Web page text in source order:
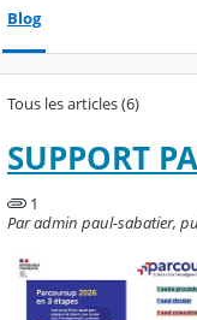
Blog
Tous les articles (6)
SUPPORT
1
Par admin paul-sabatier,